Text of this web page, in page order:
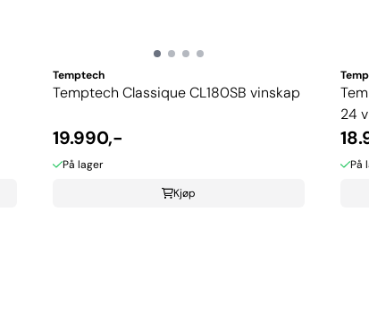
Temptech
Temptech Classique CL180SB vinskap
19.990,-
På lager
Kjøp
24
På